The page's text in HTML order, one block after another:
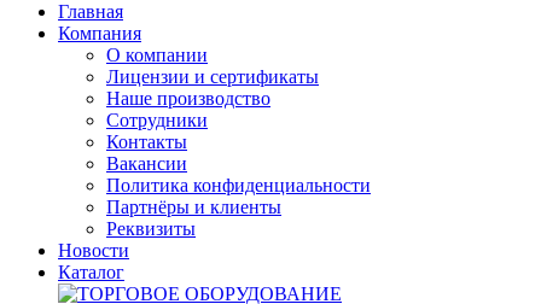
Главная
Компания
О компании
Лицензии и сертификаты
Наше производство
Сотрудники
Контакты
Вакансии
Политика конфиденциальности
Партнёры и клиенты
Реквизиты
Новости
Каталог